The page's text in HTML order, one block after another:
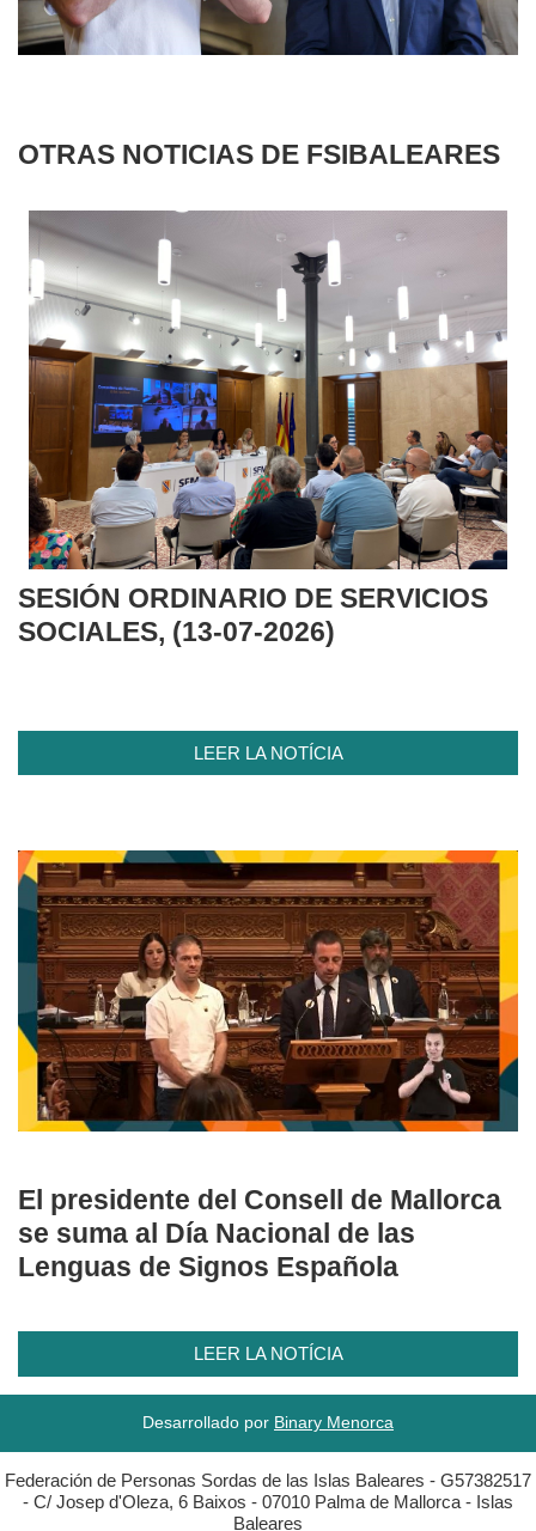
OTRAS NOTICIAS DE FSIBALEARES
SESIÓN ORDINARIO DE SERVICIOS
SOCIALES, (13-07-2026)
LEER LA NOTÍCIA
El presidente del Consell de Mallorca
se suma al Día Nacional de las
Lenguas de Signos Española
LEER LA NOTÍCIA
Desarrollado por Binary Menorca
Federación de Personas Sordas de las Islas Baleares - G57382517
- C/ Josep d'Oleza, 6 Baixos - 07010 Palma de Mallorca - Islas
Baleares